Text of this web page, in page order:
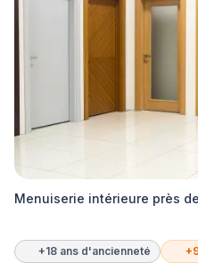
Menuiserie intérieure près
+18 ans d'ancienneté